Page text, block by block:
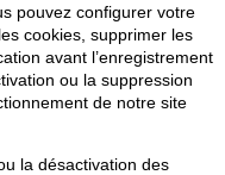
pouvez configurer votre
cookies, supprimer les
avant l’enregistrement
ou la suppression
de notre site
la désactivation des